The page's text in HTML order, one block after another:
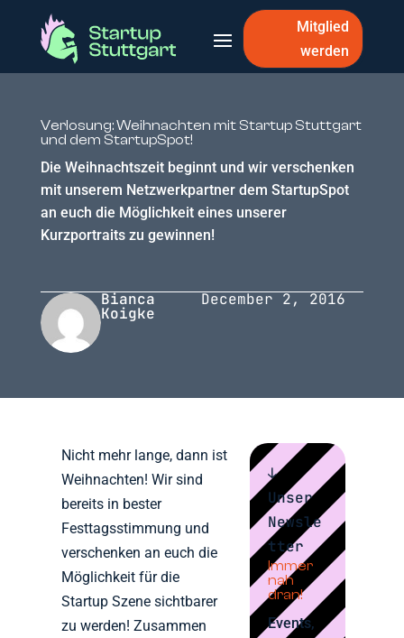
Mitglied
werden
Verlosung: Weihnachten mit Startup Stuttgart
und dem StartupSpot!
Die Weihnachtszeit beginnt und wir verschenken
mit unserem Netzwerkpartner dem StartupSpot
an euch die Möglichkeit eines unserer
Kurzportraits zu gewinnen!
Bianca
Koigke
December 2, 2016
Nicht mehr lange, dann ist
Weihnachten! Wir sind
bereits in bester
Festtagsstimmung und
verschenken an euch die
Möglichkeit für die
Startup Szene sichtbarer
zu werden! Zusammen
↓
Unser
Newsle
tter
Immer
nah
dran!
Events,